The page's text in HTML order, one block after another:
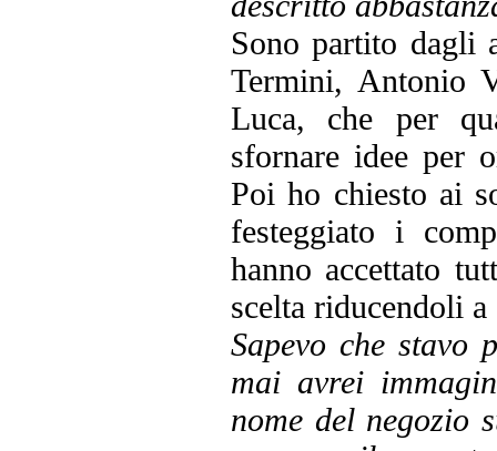
Sono partito dagli
Termini, Antonio
Luca, che per
sfornare idee per
Poi ho chiesto ai
festeggiato i
hanno accettato
scelta riducendoli
Sapevo che stavo
mai avrei
nome del negozio